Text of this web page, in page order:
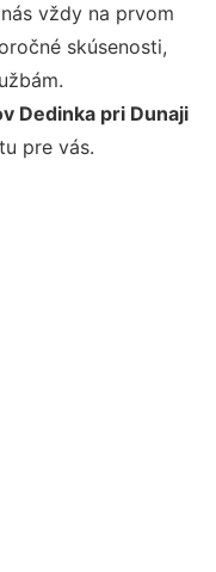
vždy na prvom
skúsenosti,
Dedinka pri Dunaji
pre vás.